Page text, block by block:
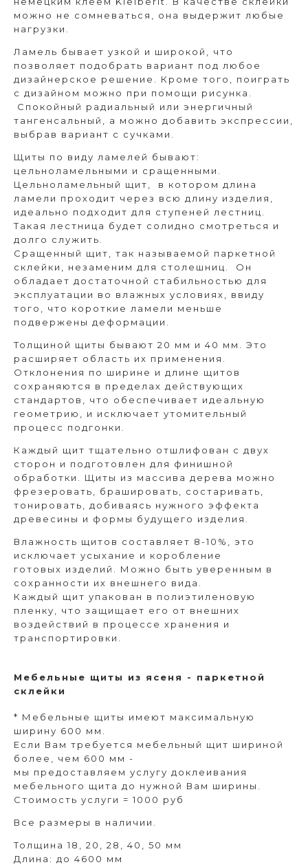
можно не сомневаться, она выдержит любые
нагрузки.
Ламель бывает узкой и широкой, что
позволяет подобрать вариант под любое
дизайнерское решение. Кроме того, поиграть
с дизайном можно при помощи рисунка.
Спокойный радиальный или энергичный
тангенсальный, а можно добавить экспрессии,
выбрав вариант с сучками.
Щиты по виду ламелей бывают:
цельноламельными и сращенными.
Цельноламельный щит, в котором длина
ламели проходит через всю длину изделия,
идеально подходит для ступеней лестниц.
Такая лестница будет солидно смотреться и
долго служить.
Сращенный щит, так называемой паркетной
склейки, незаменим для столешниц. Он
обладает достаточной стабильностью для
эксплуатации во влажных условиях, ввиду
того, что короткие ламели меньше
подвержены деформации.
Толщиной щиты бывают 20 мм и 40 мм. Это
расширяет область их применения.
Отклонения по ширине и длине щитов
сохраняются в пределах действующих
стандартов, что обеспечивает идеальную
геометрию, и исключает утомительный
процесс подгонки.
Каждый щит тщательно отшлифован с двух
сторон и подготовлен для финишной
обработки. Щиты из массива дерева можно
фрезеровать, брашировать, состаривать,
тонировать, добиваясь нужного эффекта
древесины и формы будущего изделия.
Влажность щитов составляет 8-10%, это
исключает усыхание и коробление
готовых изделий. Можно быть уверенным в
сохранности их внешнего вида.
Каждый щит упакован в полиэтиленовую
пленку, что защищает его от внешних
воздействий в процессе хранения и
транспортировки.
Мебельные щиты из ясеня - паркетной
склейки
* Мебельные щиты имеют максимальную
ширину 600 мм.
Если Вам требуется мебельный щит шириной
более, чем 600 мм -
мы предоставляем услугу доклеивания
мебельного щита до нужной Вам ширины.
Стоимость услуги = 1000 руб
Все размеры в наличии.
Толщина 18, 20, 28, 40, 50 мм
Длина: до 4600 мм